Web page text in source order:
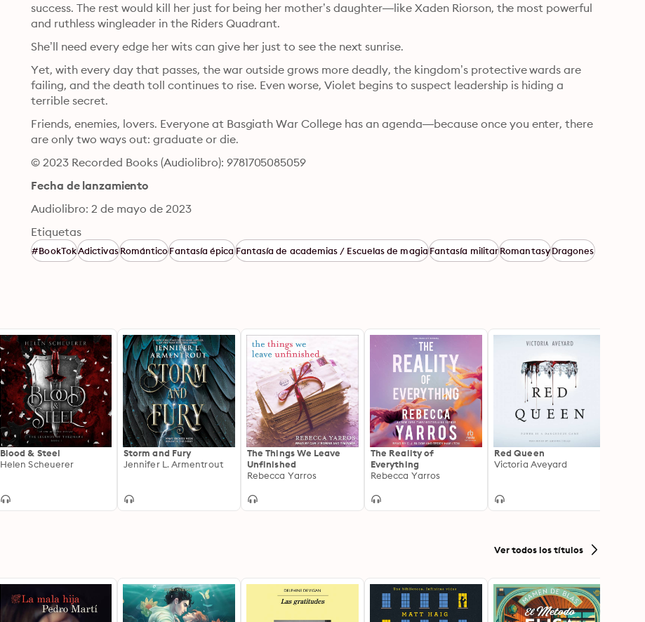
success. The rest would kill her just for being her mother’s daughter—like Xaden Riorson, the most powerful
and ruthless wingleader in the Riders Quadrant.
She’ll need every edge her wits can give her just to see the next sunrise.
Yet, with every day that passes, the war outside grows more deadly, the kingdom’s protective wards are
failing, and the death toll continues to rise. Even worse, Violet begins to suspect leadership is hiding a
terrible secret.
Friends, enemies, lovers. Everyone at Basgiath War College has an agenda—because once you enter, there
are only two ways out: graduate or die.
© 2023 Recorded Books (Audiolibro): 9781705085059
Fecha de lanzamiento
Audiolibro: 2 de mayo de 2023
Etiquetas
#BookTokAdictivasRománticoFantasía épicaFantasía de academias / Escuelas de magiaFantasía militarRomantasyDragones
Blood & Steel
Helen Scheuerer
Storm and Fury
Jennifer L. Armentrout
The Things We Leave
Unfinished
Rebecca Yarros
The Reality of
Everything
Rebecca Yarros
Red Queen
Victoria Aveyard
Ver todos los títulos